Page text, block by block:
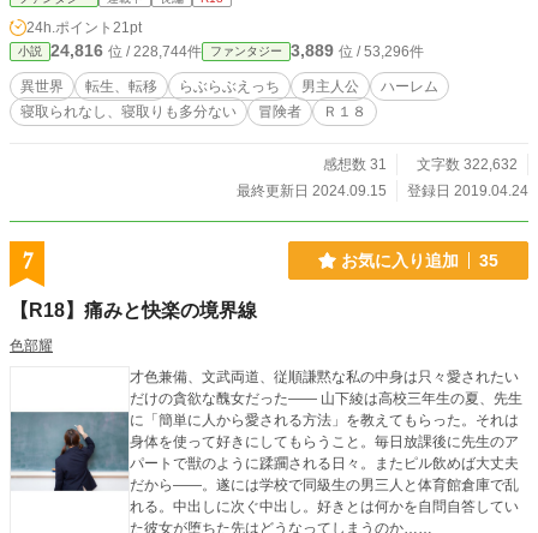
て初期設定になってるのに気付かずに異世界転移してしまった為、いずれ最強の
冒険者になる主人公の話。 異世界テンプレを知らない主人公なのでチートス
キルに気付くのに時間がかかります。 なるべく早めにハーレム要員が加入出
来るように頑張る所存。 ノクターンで書き始めたのをこちらでも並行する事
になりました。よろしくお願いします。
24h.ポイント 21pt
小説 24,816 位 / 228,744件 ファンタジー 3,889 位 / 53,296件
異世界 転生、転移 らぶらぶえっち 男主人公
ハーレム
寝取られなし、寝取りも多分ない
冒険者 Ｒ１８
感想数 31
文字数 322,632
最終更新日 2024.09.15
登録日 2019.04.24
7 お気に入り追加 35
【R18】痛みと快楽の境界線
色部耀
才色兼備、文武両道、従順謙黙な私の中身は只々愛されたい
だけの貪欲な醜女だった―― 山下綾は高校三年生の夏、先生
に「簡単に人から愛される方法」を教えてもらった。それは
身体を使って好きにしてもらうこと。毎日放課後に先生のア
パートで獣のように蹂躙される日々。またピル飲めば大丈夫
だから――。遂には学校で同級生の男三人と体育館倉庫で乱
れる。中出しに次ぐ中出し。好きとは何かを自問自答してい
た彼女が堕ちた先はどうなってしまうのか……